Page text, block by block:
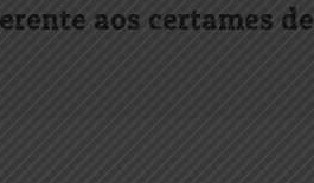
aos certames de